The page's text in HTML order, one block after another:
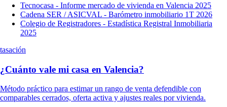
Tecnocasa - Informe mercado de vivienda en Valencia 2025
Cadena SER / ASICVAL - Barómetro inmobiliario 1T 2026
Colegio de Registradores - Estadística Registral Inmobiliaria
2025
tasación
¿Cuánto vale mi casa en Valencia?
Método práctico para estimar un rango de venta defendible con
comparables cerrados, oferta activa y ajustes reales por vivienda.